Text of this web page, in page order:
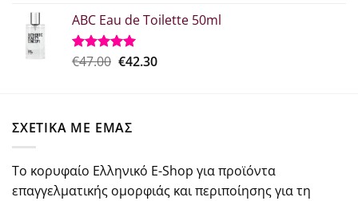
από 5
was:
€37.30.
τιμή
€29.84.
ABC Eau de Toilette 50ml
Βαθμολογήθηκε
€47.00 Original
€42.30Η
ΣΧΕΤΙΚΑ ΜΕ ΕΜΑΣ
Το κορυφαίο Ελληνικό E-Shop για προϊόντα
επαγγελματικής ομορφιάς και περιποίησης για τη